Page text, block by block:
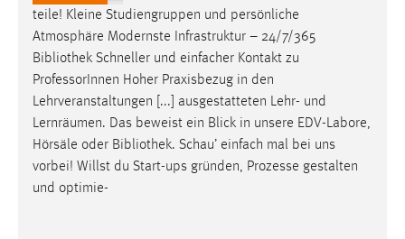
teile! Kleine Studiengruppen und persönliche
Atmosphäre Modernste Infrastruktur – 24/7/365
Bibliothek Schneller und einfacher Kontakt zu
ProfessorInnen Hoher Praxisbezug in den
Lehrveranstaltungen [...] ausgestatteten Lehr- und
Lernräumen. Das beweist ein Blick in unsere EDV-Labore,
Hörsäle oder Bibliothek. Schau’ einfach mal bei uns
vorbei! Willst du Start-ups gründen, Prozesse gestalten
und optimie-